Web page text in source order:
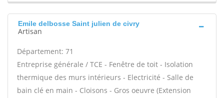
Emile delbosse Saint julien de civry
Artisan
Département: 71
Entreprise générale / TCE - Fenêtre de toit - Isolation
thermique des murs intérieurs - Electricité - Salle de
bain clé en main - Cloisons - Gros oeuvre (Extension